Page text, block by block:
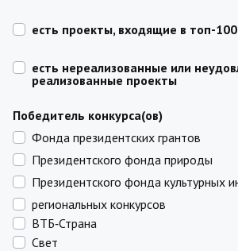
есть проекты, входящие в топ-100
есть нереализованные или
реализованные проекты
Победитель конкурса(ов)
Фонда президентских грантов
Президентского фонда природы
Президентского фонда культурных
региональных конкурсов
ВТБ‑Страна
Свет